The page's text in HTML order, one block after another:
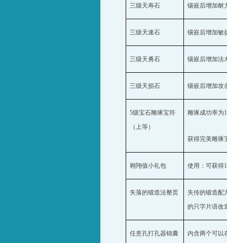
三级天寿石 镶嵌后增加耐
三级天速石 镶嵌后增加敏
三级天勇石 镶嵌后增加法
三级天损石 镶嵌后增加攻
5级宝石雕琢宝符
（上等）
雕琢成功率为
获得完美雕琢
翱翔值小礼包 使用：可获得
失落的锻造法整页
失传的锻造配
的只字片语改
任意孔打孔器锦囊
内含两个可以